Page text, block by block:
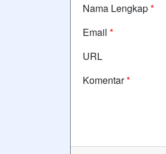
Nama Lengkap*
Email *
URL
Komentar*